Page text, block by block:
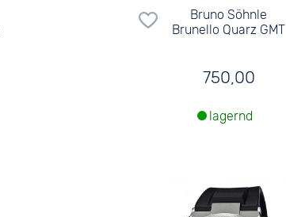
Bruno Söhnle
Brunello Quarz GMT
750,00
lagernd